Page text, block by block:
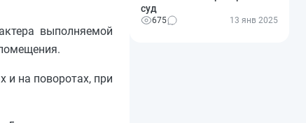
выполняемой
и на поворотах, при
суд
675 13 янв 2025